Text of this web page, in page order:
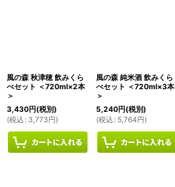
風の森 秋津穂 飲みくら
べセット ＜720ml×2本
＞
3,430円(税別)
(税込 : 3,773円)
風の森 純米酒 飲みくら
べセット ＜720ml×3本
＞
5,240円(税別)
(税込 : 5,764円)